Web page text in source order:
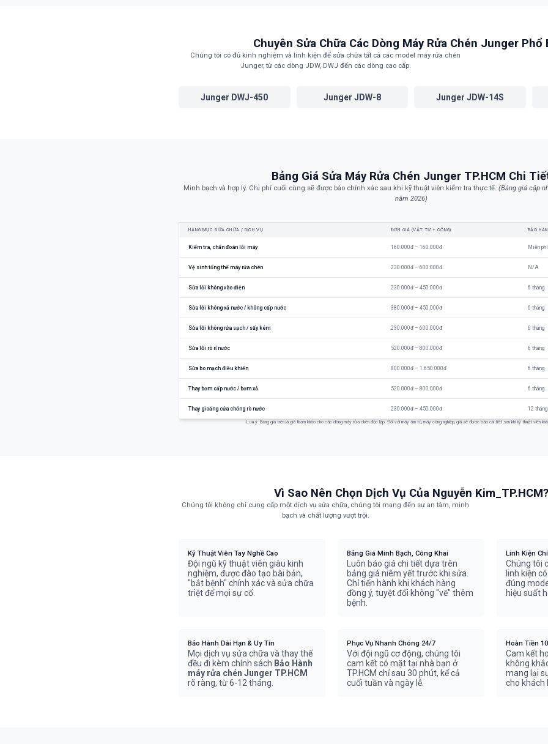
Chuyên Sửa Chữa Các Dòng Máy Rửa Chén Junger Phổ
Chúng tôi có đủ kinh nghiệm và linh kiện để sửa chữa tất cả các model máy rửa chén
Junger, từ các dòng JDW, DWJ đến các dòng cao cấp.
Junger DWJ-450 Junger JDW-8 Junger JDW-14S
Bảng Giá Sửa Máy Rửa Chén Junger TP.HCM Chi
Minh bạch và hợp lý. Chi phí cuối cùng sẽ được báo chính xác sau khi kỹ thuật viên kiểm tra thực tế. (Bảng giá cập
năm 2026)
HẠNG MỤC SỬA CHỮA / DỊCH VỤ ĐƠN GIÁ (VẬT TƯ + CÔNG) BẢO
Kiểm tra, chẩn đoán lỗi máy 160.000đ – 160.000đ Miễn
Vệ sinh tổng thể máy rửa chén 230.000đ – 600.000đ N/A
Sửa lỗi không vào điện 230.000đ – 450.000đ 6 tháng
Sửa lỗi không xả nước / không cấp nước 380.000đ – 450.000đ 6 tháng
Sửa lỗi không rửa sạch / sấy kém 230.000đ – 600.000đ 6 tháng
Sửa lỗi rò rỉ nước 520.000đ – 800.000đ 6 tháng
Sửa bo mạch điều khiển 800.000đ – 1.650.000đ 6 tháng
Thay bơm cấp nước / bơm xả 520.000đ – 800.000đ 6 tháng
Thay gioăng cửa chống rò nước 230.000đ – 450.000đ 12 tháng
Lưu ý: Bảng giá trên là giá tham khảo cho các dòng máy rửa chén độc lập. Đối với máy âm tủ, máy công nghiệp, giá sẽ được báo chi tiết sau khi kỹ thuật viên
Vì Sao Nên Chọn Dịch Vụ Của Nguyễn Kim_TP.HCM?
Chúng tôi không chỉ cung cấp một dịch vụ sửa chữa, chúng tôi mang đến sự an tâm, minh
bạch và chất lượng vượt trội.
Kỹ Thuật Viên Tay Nghề Cao
Đội ngũ kỹ thuật viên giàu kinh
nghiệm, được đào tạo bài bản,
"bắt bệnh" chính xác và sửa chữa
triệt để mọi sự cố.
Bảng Giá Minh Bạch, Công Khai
Luôn báo giá chi tiết dựa trên
bảng giá niêm yết trước khi sửa.
Chỉ tiến hành khi khách hàng
đồng ý, tuyệt đối không "vẽ" thêm
bệnh.
Linh Kiện
Chúng tôi
linh kiện
đúng
hiệu suất
Bảo Hành Dài Hạn & Uy Tín
Mọi dịch vụ sửa chữa và thay thế
đều đi kèm chính sách Bảo Hành
máy rửa chén Junger TP.HCM
rõ ràng, từ 6-12 tháng.
Phục Vụ Nhanh Chóng 24/7
Với đội ngũ cơ động, chúng tôi
cam kết có mặt tại nhà bạn ở
TP.HCM chỉ sau 30 phút, kể cả
cuối tuần và ngày lễ.
Hoàn Tiền
Cam kết
không
mang lại
cho khách